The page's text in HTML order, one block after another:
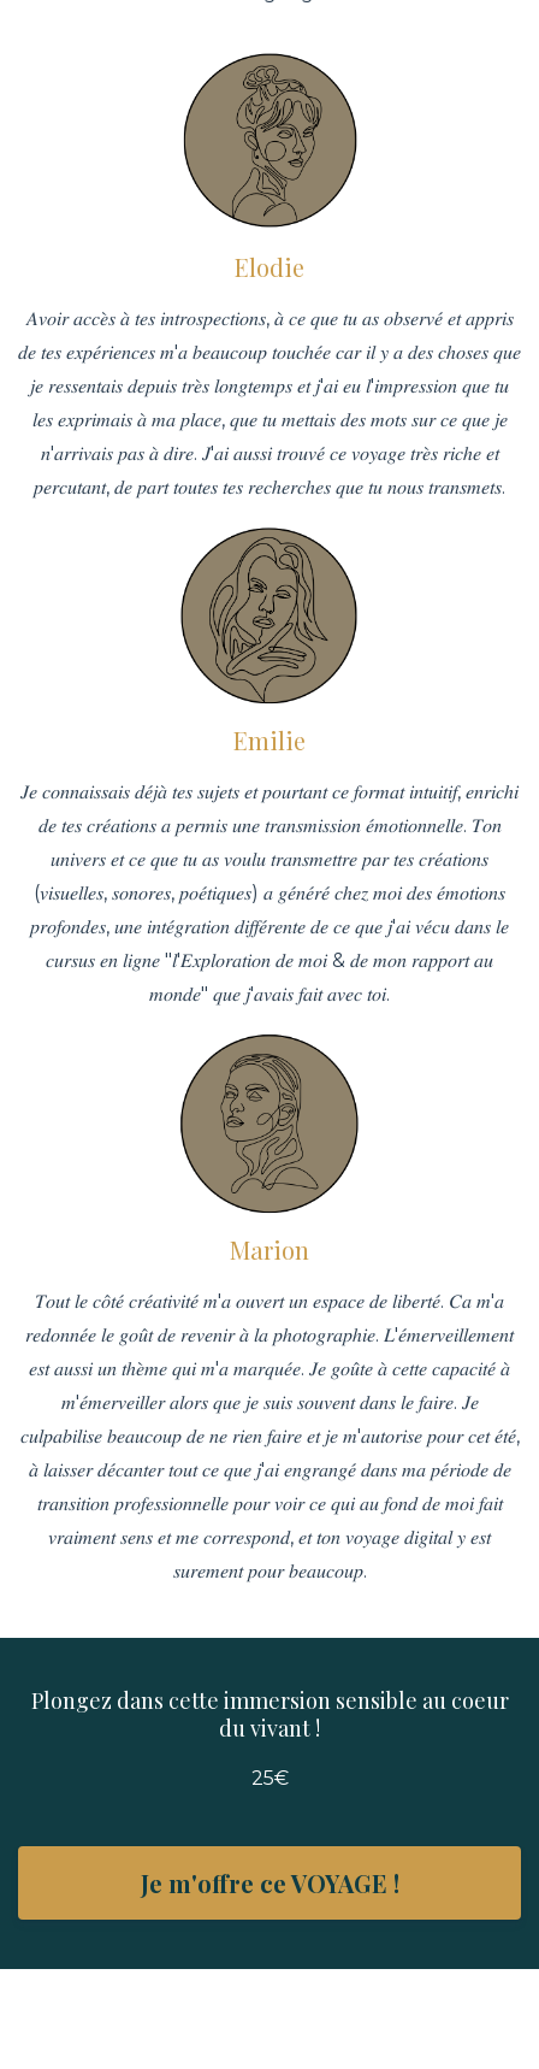
Elodie
𝐴𝑣𝑜𝑖𝑟 𝑎𝑐𝑐𝑒̀𝑠 𝑎̀ 𝑡𝑒𝑠 𝑖𝑛𝑡𝑟𝑜𝑠𝑝𝑒𝑐𝑡𝑖𝑜𝑛𝑠, 𝑎̀ 𝑐𝑒 𝑞𝑢𝑒 𝑡𝑢 𝑎𝑠 𝑜𝑏𝑠𝑒𝑟𝑣𝑒́ 𝑒𝑡 𝑎𝑝𝑝𝑟𝑖𝑠
𝑑𝑒 𝑡𝑒𝑠 𝑒𝑥𝑝𝑒́𝑟𝑖𝑒𝑛𝑐𝑒𝑠 𝑚'𝑎 𝑏𝑒𝑎𝑢𝑐𝑜𝑢𝑝 𝑡𝑜𝑢𝑐ℎ𝑒́𝑒 𝑐𝑎𝑟 𝑖𝑙 𝑦 𝑎 𝑑𝑒𝑠 𝑐ℎ𝑜𝑠𝑒𝑠 𝑞𝑢𝑒
𝑗𝑒 𝑟𝑒𝑠𝑠𝑒𝑛𝑡𝑎𝑖𝑠 𝑑𝑒𝑝𝑢𝑖𝑠 𝑡𝑟𝑒̀𝑠 𝑙𝑜𝑛𝑔𝑡𝑒𝑚𝑝𝑠 𝑒𝑡 𝑗'𝑎𝑖 𝑒𝑢 𝑙'𝑖𝑚𝑝𝑟𝑒𝑠𝑠𝑖𝑜𝑛 𝑞𝑢𝑒 𝑡𝑢
𝑙𝑒𝑠 𝑒𝑥𝑝𝑟𝑖𝑚𝑎𝑖𝑠 𝑎̀ 𝑚𝑎 𝑝𝑙𝑎𝑐𝑒, 𝑞𝑢𝑒 𝑡𝑢 𝑚𝑒𝑡𝑡𝑎𝑖𝑠 𝑑𝑒𝑠 𝑚𝑜𝑡𝑠 𝑠𝑢𝑟 𝑐𝑒 𝑞𝑢𝑒 𝑗𝑒
𝑛'𝑎𝑟𝑟𝑖𝑣𝑎𝑖𝑠 𝑝𝑎𝑠 𝑎̀ 𝑑𝑖𝑟𝑒. 𝐽'𝑎𝑖 𝑎𝑢𝑠𝑠𝑖 𝑡𝑟𝑜𝑢𝑣𝑒́ 𝑐𝑒 𝑣𝑜𝑦𝑎𝑔𝑒 𝑡𝑟𝑒̀𝑠 𝑟𝑖𝑐ℎ𝑒 𝑒𝑡
𝑝𝑒𝑟𝑐𝑢𝑡𝑎𝑛𝑡, 𝑑𝑒 𝑝𝑎𝑟𝑡 𝑡𝑜𝑢𝑡𝑒𝑠 𝑡𝑒𝑠 𝑟𝑒𝑐ℎ𝑒𝑟𝑐ℎ𝑒𝑠 𝑞𝑢𝑒 𝑡𝑢 𝑛𝑜𝑢𝑠 𝑡𝑟𝑎𝑛𝑠𝑚𝑒𝑡𝑠.
Emilie
𝐽𝑒 𝑐𝑜𝑛𝑛𝑎𝑖𝑠𝑠𝑎𝑖𝑠 𝑑𝑒́𝑗𝑎̀ 𝑡𝑒𝑠 𝑠𝑢𝑗𝑒𝑡𝑠 𝑒𝑡 𝑝𝑜𝑢𝑟𝑡𝑎𝑛𝑡 𝑐𝑒 𝑓𝑜𝑟𝑚𝑎𝑡 𝑖𝑛𝑡𝑢𝑖𝑡𝑖𝑓, 𝑒𝑛𝑟𝑖𝑐ℎ𝑖
𝑑𝑒 𝑡𝑒𝑠 𝑐𝑟𝑒́𝑎𝑡𝑖𝑜𝑛𝑠 𝑎 𝑝𝑒𝑟𝑚𝑖𝑠 𝑢𝑛𝑒 𝑡𝑟𝑎𝑛𝑠𝑚𝑖𝑠𝑠𝑖𝑜𝑛 𝑒́𝑚𝑜𝑡𝑖𝑜𝑛𝑛𝑒𝑙𝑙𝑒. 𝑇𝑜𝑛
𝑢𝑛𝑖𝑣𝑒𝑟𝑠 𝑒𝑡 𝑐𝑒 𝑞𝑢𝑒 𝑡𝑢 𝑎𝑠 𝑣𝑜𝑢𝑙𝑢 𝑡𝑟𝑎𝑛𝑠𝑚𝑒𝑡𝑡𝑟𝑒 𝑝𝑎𝑟 𝑡𝑒𝑠 𝑐𝑟𝑒́𝑎𝑡𝑖𝑜𝑛𝑠
(𝑣𝑖𝑠𝑢𝑒𝑙𝑙𝑒𝑠, 𝑠𝑜𝑛𝑜𝑟𝑒𝑠, 𝑝𝑜𝑒́𝑡𝑖𝑞𝑢𝑒𝑠) 𝑎 𝑔𝑒́𝑛𝑒́𝑟𝑒́ 𝑐ℎ𝑒𝑧 𝑚𝑜𝑖 𝑑𝑒𝑠 𝑒́𝑚𝑜𝑡𝑖𝑜𝑛𝑠
𝑝𝑟𝑜𝑓𝑜𝑛𝑑𝑒𝑠, 𝑢𝑛𝑒 𝑖𝑛𝑡𝑒́𝑔𝑟𝑎𝑡𝑖𝑜𝑛 𝑑𝑖𝑓𝑓𝑒́𝑟𝑒𝑛𝑡𝑒 𝑑𝑒 𝑐𝑒 𝑞𝑢𝑒 𝑗'𝑎𝑖 𝑣𝑒́𝑐𝑢 𝑑𝑎𝑛𝑠 𝑙𝑒
𝑐𝑢𝑟𝑠𝑢𝑠 𝑒𝑛 𝑙𝑖𝑔𝑛𝑒 "𝑙'𝐸𝑥𝑝𝑙𝑜𝑟𝑎𝑡𝑖𝑜𝑛 𝑑𝑒 𝑚𝑜𝑖 & 𝑑𝑒 𝑚𝑜𝑛 𝑟𝑎𝑝𝑝𝑜𝑟𝑡 𝑎𝑢
𝑚𝑜𝑛𝑑𝑒" 𝑞𝑢𝑒 𝑗'𝑎𝑣𝑎𝑖𝑠 𝑓𝑎𝑖𝑡 𝑎𝑣𝑒𝑐 𝑡𝑜𝑖.
Marion
𝑇𝑜𝑢𝑡 𝑙𝑒 𝑐𝑜̂𝑡𝑒́ 𝑐𝑟𝑒́𝑎𝑡𝑖𝑣𝑖𝑡𝑒́ 𝑚'𝑎 𝑜𝑢𝑣𝑒𝑟𝑡 𝑢𝑛 𝑒𝑠𝑝𝑎𝑐𝑒 𝑑𝑒 𝑙𝑖𝑏𝑒𝑟𝑡𝑒́. 𝐶𝑎 𝑚'𝑎
𝑟𝑒𝑑𝑜𝑛𝑛𝑒́𝑒 𝑙𝑒 𝑔𝑜𝑢̂𝑡 𝑑𝑒 𝑟𝑒𝑣𝑒𝑛𝑖𝑟 𝑎̀ 𝑙𝑎 𝑝ℎ𝑜𝑡𝑜𝑔𝑟𝑎𝑝ℎ𝑖𝑒. 𝐿'𝑒́𝑚𝑒𝑟𝑣𝑒𝑖𝑙𝑙𝑒𝑚𝑒𝑛𝑡
𝑒𝑠𝑡 𝑎𝑢𝑠𝑠𝑖 𝑢𝑛 𝑡ℎ𝑒̀𝑚𝑒 𝑞𝑢𝑖 𝑚'𝑎 𝑚𝑎𝑟𝑞𝑢𝑒́𝑒. 𝐽𝑒 𝑔𝑜𝑢̂𝑡𝑒 𝑎̀ 𝑐𝑒𝑡𝑡𝑒 𝑐𝑎𝑝𝑎𝑐𝑖𝑡𝑒́ 𝑎̀
𝑚'𝑒́𝑚𝑒𝑟𝑣𝑒𝑖𝑙𝑙𝑒𝑟 𝑎𝑙𝑜𝑟𝑠 𝑞𝑢𝑒 𝑗𝑒 𝑠𝑢𝑖𝑠 𝑠𝑜𝑢𝑣𝑒𝑛𝑡 𝑑𝑎𝑛𝑠 𝑙𝑒 𝑓𝑎𝑖𝑟𝑒. 𝐽𝑒
𝑐𝑢𝑙𝑝𝑎𝑏𝑖𝑙𝑖𝑠𝑒 𝑏𝑒𝑎𝑢𝑐𝑜𝑢𝑝 𝑑𝑒 𝑛𝑒 𝑟𝑖𝑒𝑛 𝑓𝑎𝑖𝑟𝑒 𝑒𝑡 𝑗𝑒 𝑚'𝑎𝑢𝑡𝑜𝑟𝑖𝑠𝑒 𝑝𝑜𝑢𝑟 𝑐𝑒𝑡 𝑒́𝑡𝑒́,
𝑎̀ 𝑙𝑎𝑖𝑠𝑠𝑒𝑟 𝑑𝑒́𝑐𝑎𝑛𝑡𝑒𝑟 𝑡𝑜𝑢𝑡 𝑐𝑒 𝑞𝑢𝑒 𝑗'𝑎𝑖 𝑒𝑛𝑔𝑟𝑎𝑛𝑔𝑒́ 𝑑𝑎𝑛𝑠 𝑚𝑎 𝑝𝑒́𝑟𝑖𝑜𝑑𝑒 𝑑𝑒
𝑡𝑟𝑎𝑛𝑠𝑖𝑡𝑖𝑜𝑛 𝑝𝑟𝑜𝑓𝑒𝑠𝑠𝑖𝑜𝑛𝑛𝑒𝑙𝑙𝑒 𝑝𝑜𝑢𝑟 𝑣𝑜𝑖𝑟 𝑐𝑒 𝑞𝑢𝑖 𝑎𝑢 𝑓𝑜𝑛𝑑 𝑑𝑒 𝑚𝑜𝑖 𝑓𝑎𝑖𝑡
𝑣𝑟𝑎𝑖𝑚𝑒𝑛𝑡 𝑠𝑒𝑛𝑠 𝑒𝑡 𝑚𝑒 𝑐𝑜𝑟𝑟𝑒𝑠𝑝𝑜𝑛𝑑, 𝑒𝑡 𝑡𝑜𝑛 𝑣𝑜𝑦𝑎𝑔𝑒 𝑑𝑖𝑔𝑖𝑡𝑎𝑙 𝑦 𝑒𝑠𝑡
𝑠𝑢𝑟𝑒𝑚𝑒𝑛𝑡 𝑝𝑜𝑢𝑟 𝑏𝑒𝑎𝑢𝑐𝑜𝑢𝑝.
Plongez dans cette immersion sensible au coeur
du vivant !
25€
Je m'offre ce VOYAGE !